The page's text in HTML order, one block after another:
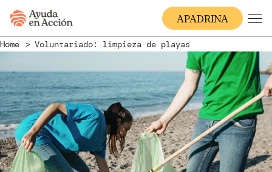
APADRINA
Home Voluntariado: limpieza de playas